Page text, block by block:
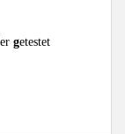
getestet